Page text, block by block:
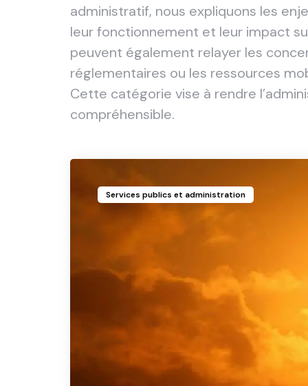
administratif, nous expliquons les
leur fonctionnement et leur impact
peuvent également relayer les
réglementaires ou les ressources
Cette catégorie vise à rendre
compréhensible.
Services publics et administration